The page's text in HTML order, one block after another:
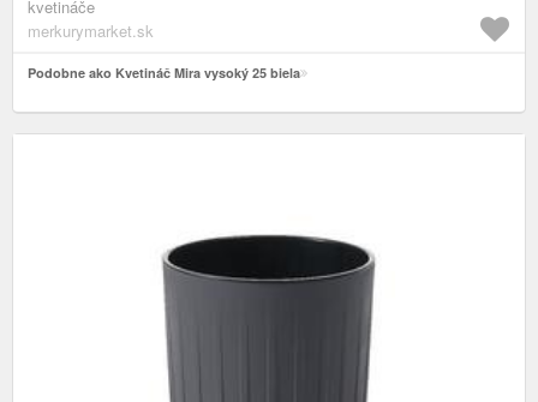
kvetináče
merkurymarket.sk
Podobne ako Kvetináč Mira vysoký 25 biela